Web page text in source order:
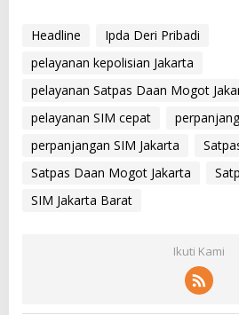
Headline
Ipda Deri Pribadi
pelayanan kepolisian Jakarta
pelayanan Satpas Daan Mogot
pelayanan SIM cepat
perpanjangan SIM Jakarta
Satpas Daan Mogot Jakarta
SIM Jakarta Barat
Ikuti Kami